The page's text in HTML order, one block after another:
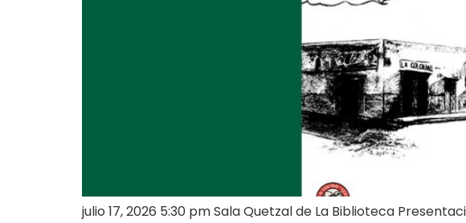
julio 17, 2026 5:30 pm Sala Quetzal de La Biblioteca